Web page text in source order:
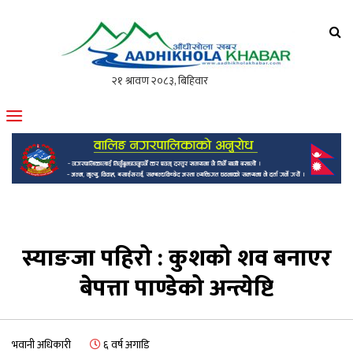
मोफसलकै लोकप्रिय अनलाइन पत्रिका
स्याङजा पहिरो : कुशको शव बनाएर
बेपत्ता पाण्डेको अन्त्येष्टि
भवानी अधिकारी ६ वर्ष अगाडि